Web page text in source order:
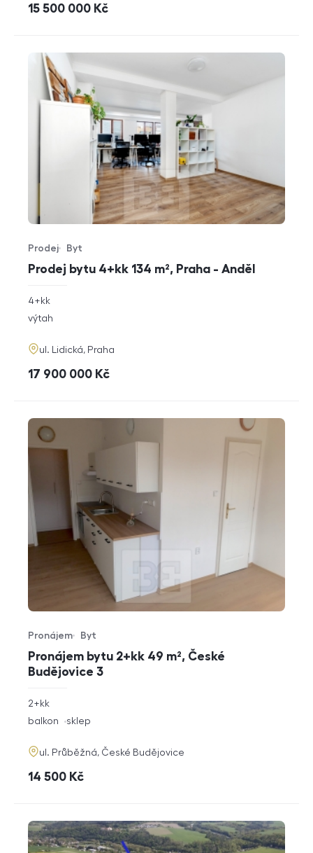
cena
15 500 000 Kč
Prodej bytu 4+kk 134 m², Praha - Anděl
Typ nabídky
Prodej
Typ nemovitosti
Byt
rozměry
4+kk
funkce
výtah
adresa
ul. Lidická, Praha
cena
17 900 000 Kč
Pronájem bytu 2+kk 49 m², České
Budějovice 3
Typ nabídky
Pronájem
Typ nemovitosti
Byt
rozměry
2+kk
funkce
balkon sklep
adresa
ul. Průběžná, České Budějovice
cena
14 500 Kč